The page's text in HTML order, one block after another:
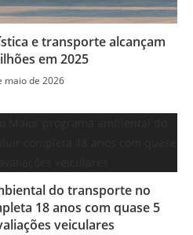
e transporte alcançam
em 2025
maio de 2026
do transporte no
18 anos com quase 5
veiculares